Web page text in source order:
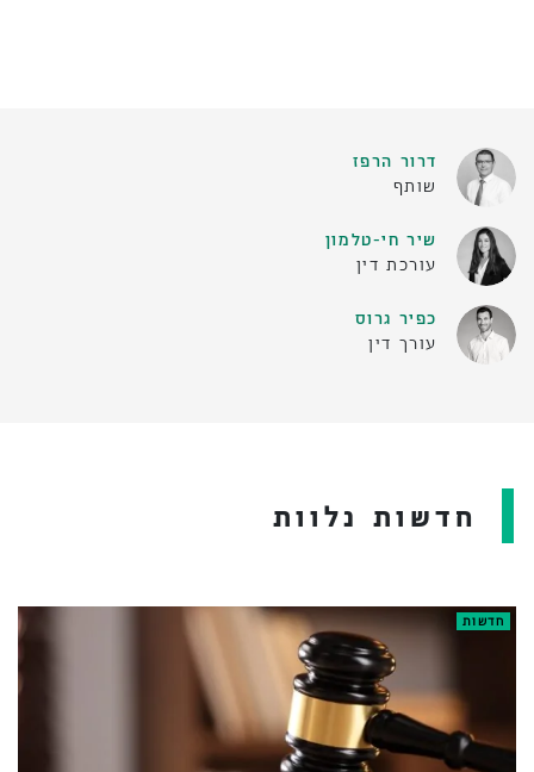
דרור הרפז
שותף
שיר חי-טלמון
עורכת דין
כפיר גרוס
עורך דין
חדשות נלוות
חדשות